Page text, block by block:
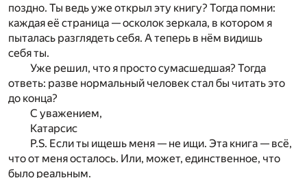
поздно. Ты ведь уже открыл эту книгу? Тогда помни:
каждая её страница — осколок зеркала, в котором я
пыталась разглядеть себя. А теперь в нём видишь
себя ты.
Уже решил, что я просто сумасшедшая? Тогда
ответь: разве нормальный человек стал бы читать это
до конца?
С уважением,
Катарсис
P.S. Если ты ищешь меня — не ищи. Эта книга — всё,
что от меня осталось. Или, может, единственное, что
было реальным.